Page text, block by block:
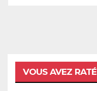
VOUS AVEZ RATÉ